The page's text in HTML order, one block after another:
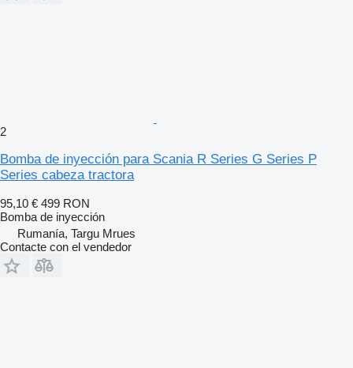
2
Bomba de inyección para Scania R Series G Series P
Series cabeza tractora
95,10 € 499 RON
Bomba de inyección
Rumanía, Targu Mrues
Contacte con el vendedor